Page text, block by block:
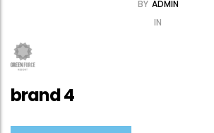
BY ADMIN
IN
brand 4